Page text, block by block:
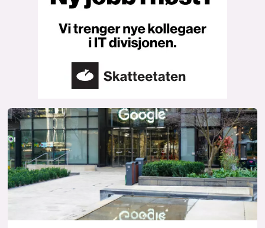
Facebook
annonsepriser
annonseguide
suksesshistorier
Bli firmapartner